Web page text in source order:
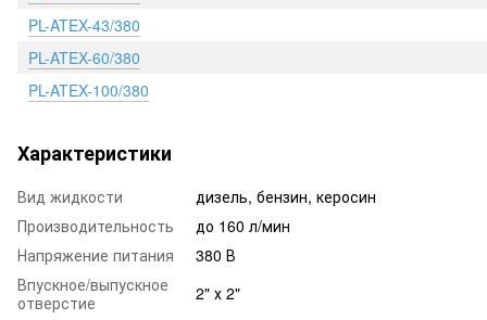
PL-ATEX-43/380
PL-ATEX-60/380
PL-ATEX-100/380
Характеристики
Вид жидкости
дизель, бензин, керосин
Производительность
до 160 л/мин
Напряжение питания
380 В
Впускное/выпускное
отверстие
2" х 2"